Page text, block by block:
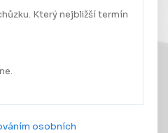
osobních